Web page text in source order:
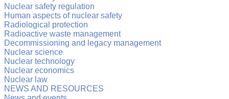
Nuclear safety regulation
Human aspects of nuclear safety
Radiological protection
Radioactive waste management
Decommissioning and legacy management
Nuclear science
Nuclear technology
Nuclear economics
Nuclear law
NEWS AND RESOURCES